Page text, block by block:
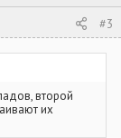
#3
второй
их